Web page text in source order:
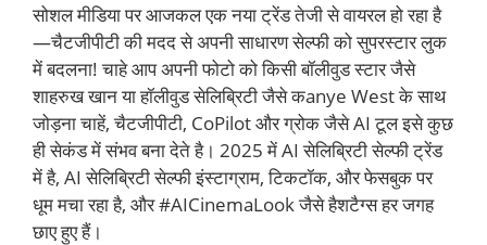
सोशल मीडिया पर आजकल एक नया ट्रेंड तेजी से वायरल हो रहा है
—चैटजीपीटी की मदद से अपनी साधारण सेल्फी को सुपरस्टार लुक
में बदलना! चाहे आप अपनी फोटो को किसी बॉलीवुड स्टार जैसे
शाहरुख खान या हॉलीवुड सेलिब्रिटी जैसे कanye West के साथ
जोड़ना चाहें, चैटजीपीटी, CoPilot और ग्रोक जैसे AI टूल इसे कुछ
ही सेकंड में संभव बना देते है। 2025 में AI सेलिब्रिटी सेल्फी ट्रेंड
में है, AI सेलिब्रिटी सेल्फी इंस्टाग्राम, टिकटॉक, और फेसबुक पर
धूम मचा रहा है, और #AICinemaLook जैसे हैशटैग्स हर जगह
छाए हुए हैं।